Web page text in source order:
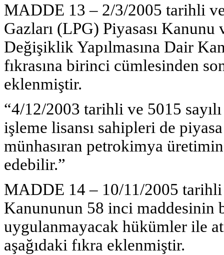
MADDE 13 – 2/3/2005 tarihli ve
Gazları (LPG) Piyasası
Değişiklik Yapılmasına Dair
fıkrasına birinci cümlesinden
eklenmiştir.
“4/12/2003 tarihli ve 5015
işleme lisansı sahipleri de
münhasıran petrokimya
edebilir.”
MADDE 14 – 10/11/2005
Kanununun 58 inci maddesinin
uygulanmayacak hükümler ile
aşağıdaki fıkra eklenmiştir.